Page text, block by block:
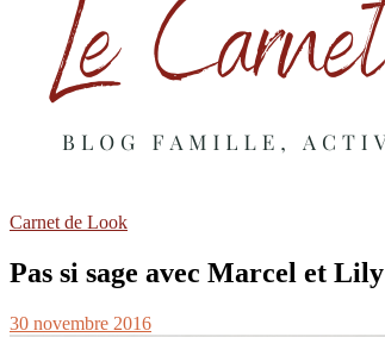
Carnet de Look
Pas si sage avec Marcel et Lily
30 novembre 2016